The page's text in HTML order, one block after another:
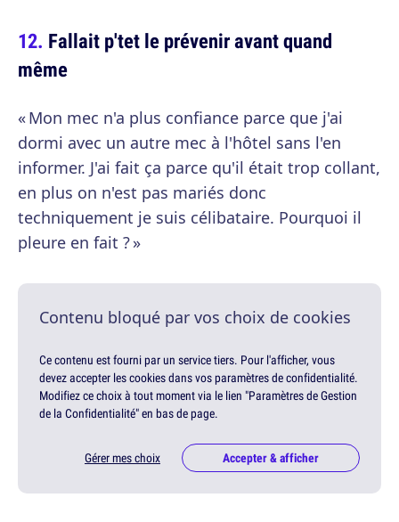
Fallait p'tet le prévenir avant quand
même
« Mon mec n'a plus confiance parce que j'ai
dormi avec un autre mec à l'hôtel sans l'en
informer. J'ai fait ça parce qu'il était trop collant,
en plus on n'est pas mariés donc
techniquement je suis célibataire. Pourquoi il
pleure en fait ? »
Contenu bloqué par vos choix de cookies
Ce contenu est fourni par un service tiers. Pour l'afficher, vous
devez accepter les cookies dans vos paramètres de confidentialité.
Modifiez ce choix à tout moment via le lien "Paramètres de Gestion
de la Confidentialité" en bas de page.
Gérer mes choix Accepter & afficher